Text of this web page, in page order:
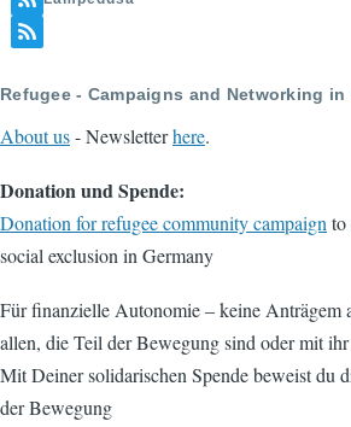
Refugee - Campaigns and Networking
About us- Newsletterhere.
Donation und Spende:
Donation for refugee community campaign to
social exclusion in Germany
Für finanzielle Autonomie – keine Anträgem
allen, die Teil der Bewegung sind oder mit
Mit Deiner solidarischen Spende beweist du
der Bewegung